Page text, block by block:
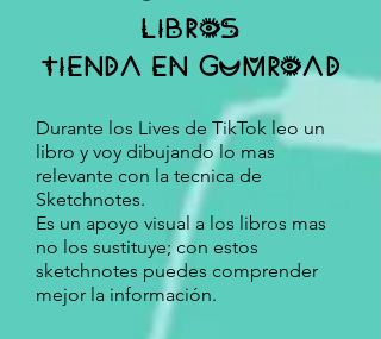
LIBROS
TIENDA EN GUMROAD
Durante los Lives de TikTok leo un
libro y voy dibujando lo mas
relevante con la tecnica de
Sketchnotes.
Es un apoyo visual a los libros mas
no los sustituye; con estos
sketchnotes puedes comprender
mejor la información.